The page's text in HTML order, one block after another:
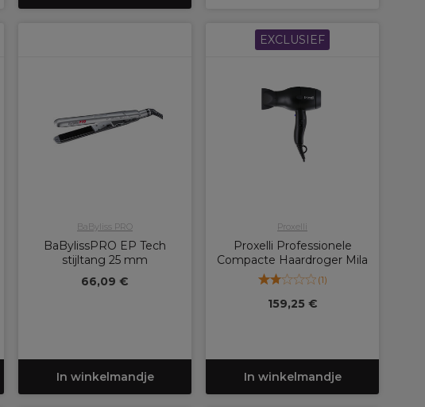
BaByliss PRO
BaBylissPRO EP Tech
stijltang 25 mm
66,09 €
In winkelmandje
EXCLUSIEF
Proxelli
Proxelli Professionele
Compacte Haardroger Mila
(1)
159,25 €
In winkelmandje